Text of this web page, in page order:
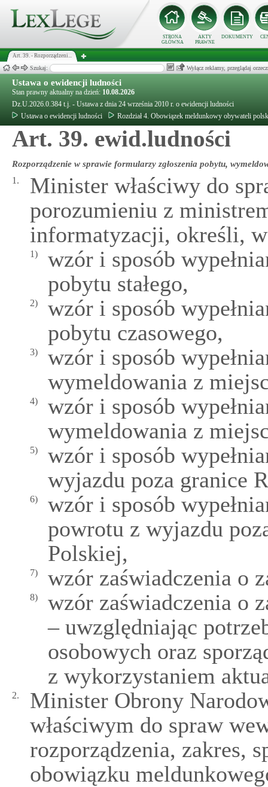
STRONA
GŁÓWNA
AKTY
PRAWNE
DOKUMENTY
Art. 39. - Rozporządzeni...
Szukaj: Wyłącz reklamy, przeglądaj
Ustawa o ewidencji ludności
Stan prawny aktualny na dzień: 10.08.2026
Dz.U.2026.0.384 t.j. - Ustawa z dnia 24 września 2010 r. o ewidencji ludności
Ustawa o ewidencji ludności
Rozdział 4. Obowiązek meldunkowy obywateli
Art. 39. ewid.ludności
Rozporządzenie w sprawie formularzy zgłoszenia pobytu,
1.
Minister właściwy do
porozumieniu z
informatyzacji, określi,
1)
wzór i sposób
pobytu stałego,
2)
wzór i sposób
pobytu czasowego,
3)
wzór i sposób
wymeldowania z
4)
wzór i sposób
wymeldowania z
5)
wzór i sposób
wyjazdu poza granice
6)
wzór i sposób
powrotu z wyjazdu
Polskiej,
7) wzór zaświadczenia o
8)
wzór zaświadczenia o
– uwzględniając
osobowych oraz
z wykorzystaniem
2.
Minister Obrony
właściwym do spraw
rozporządzenia, zakres,
obowiązku